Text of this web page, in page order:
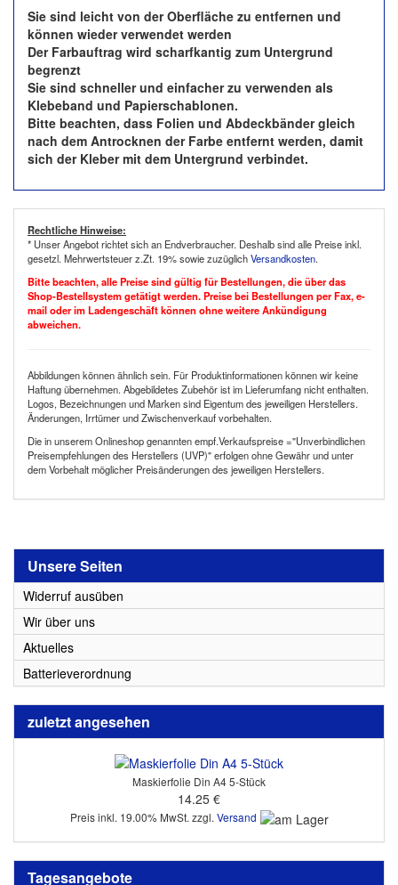
Sie sind leicht von der Oberfläche zu entfernen und
können wieder verwendet werden
Der Farbauftrag wird scharfkantig zum Untergrund
begrenzt
Sie sind schneller und einfacher zu verwenden als
Klebeband und Papierschablonen.
Bitte beachten, dass Folien und Abdeckbänder gleich
nach dem Antrocknen der Farbe entfernt werden, damit
sich der Kleber mit dem Untergrund verbindet.
Rechtliche Hinweise:
* Unser Angebot richtet sich an Endverbraucher. Deshalb sind alle Preise inkl.
gesetzl. Mehrwertsteuer z.Zt. 19% sowie zuzüglichVersandkosten.
Bitte beachten, alle Preise sind gültig für Bestellungen, die über das
Shop-Bestellsystem getätigt werden. Preise bei Bestellungen per Fax, e-
mail oder im Ladengeschäft können ohne weitere Ankündigung
abweichen.
Abbildungen können ähnlich sein. Für Produktinformationen können wir keine
Haftung übernehmen. Abgebildetes Zubehör ist im Lieferumfang nicht enthalten.
Logos, Bezeichnungen und Marken sind Eigentum des jeweiligen Herstellers.
Änderungen, Irrtümer und Zwischenverkauf vorbehalten.
Die in unserem Onlineshop genannten empf.Verkaufspreise ="Unverbindlichen
Preisempfehlungen des Herstellers (UVP)" erfolgen ohne Gewähr und unter
dem Vorbehalt möglicher Preisänderungen des jeweiligen Herstellers.
Unsere Seiten
Widerruf ausüben
Wir über uns
Aktuelles
Batterieverordnung
zuletzt angesehen
Maskierfolie Din A4 5-Stück
14.25 €
Preis inkl. 19.00% MwSt. zzgl.Versand
Tagesangebote